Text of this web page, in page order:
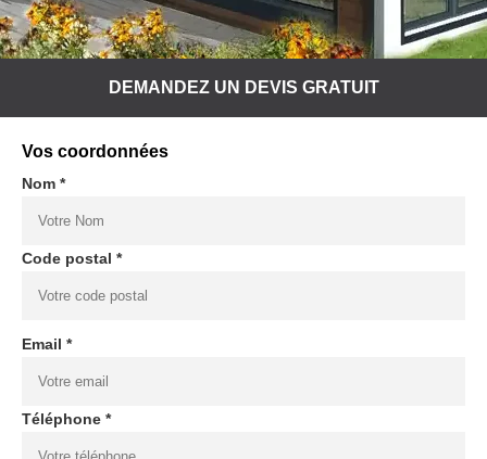
DEMANDEZ UN DEVIS GRATUIT
Vos coordonnées
Nom *
Code postal *
Email *
Téléphone *